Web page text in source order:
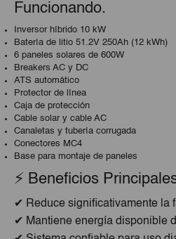
Funcionando.
Inversor híbrido 10 kW
Batería de litio 51.2V 250Ah (12 kWh)
6 paneles solares de 600W
Breakers AC y DC
ATS automático
Protector de línea
Caja de protección
Cable solar y cable AC
Canaletas y tubería corrugada
Conectores MC4
Base para montaje de paneles
⚡ Beneficios
✔ Reduce significativamente la
✔ Mantiene energía disponible